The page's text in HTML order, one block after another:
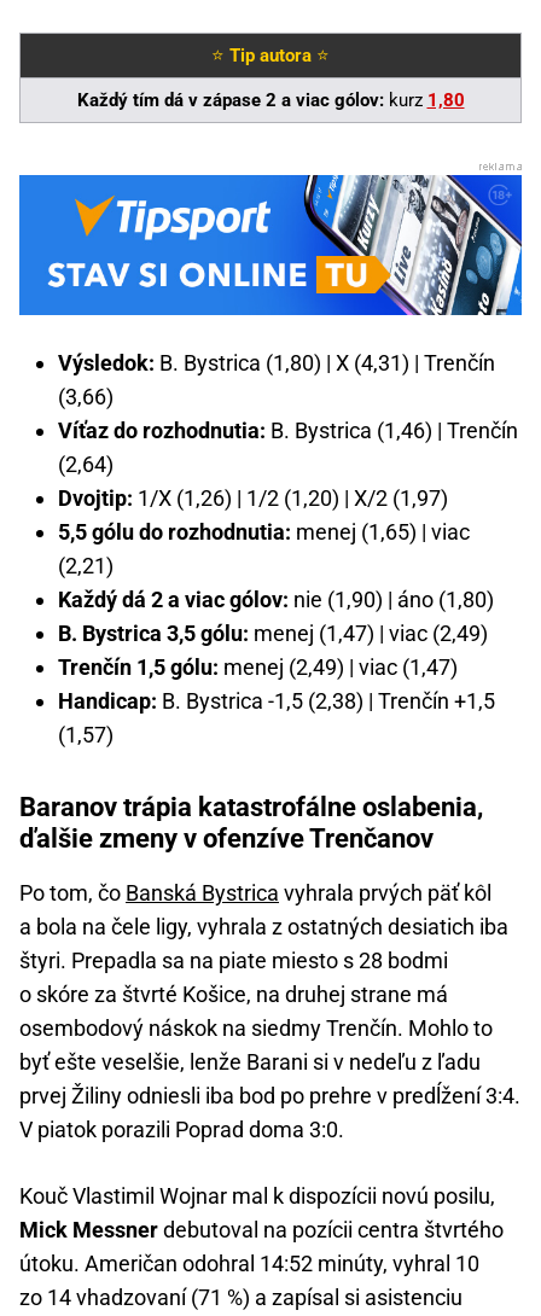
⭐ Tip autora ⭐
Každý tím dá v zápase 2 a viac gólov: kurz 1,80
Výsledok: B. Bystrica (1,80) | X (4,31) | Trenčín
(3,66)
Víťaz do rozhodnutia: B. Bystrica (1,46) | Trenčín
(2,64)
Dvojtip: 1/X (1,26) | 1/2 (1,20) | X/2 (1,97)
5,5 gólu do rozhodnutia: menej (1,65) | viac
(2,21)
Každý dá 2 a viac gólov: nie (1,90) | áno (1,80)
B. Bystrica 3,5 gólu: menej (1,47) | viac (2,49)
Trenčín 1,5 gólu: menej (2,49) | viac (1,47)
Handicap: B. Bystrica -1,5 (2,38) | Trenčín +1,5
(1,57)
Baranov trápia katastrofálne oslabenia,
ďalšie zmeny v ofenzíve Trenčanov
Po tom, čo Banská Bystrica vyhrala prvých päť kôl
a bola na čele ligy, vyhrala z ostatných desiatich iba
štyri. Prepadla sa na piate miesto s 28 bodmi
o skóre za štvrté Košice, na druhej strane má
osembodový náskok na siedmy Trenčín. Mohlo to
byť ešte veselšie, lenže Barani si v nedeľu z ľadu
prvej Žiliny odniesli iba bod po prehre v predĺžení 3:4.
V piatok porazili Poprad doma 3:0.
Kouč Vlastimil Wojnar mal k dispozícii novú posilu,
Mick Messnerdebutoval na pozícii centra štvrtého
útoku. Američan odohral 14:52 minúty, vyhral 10
zo 14 vhadzovaní (71 %) a zapísal si asistenciu